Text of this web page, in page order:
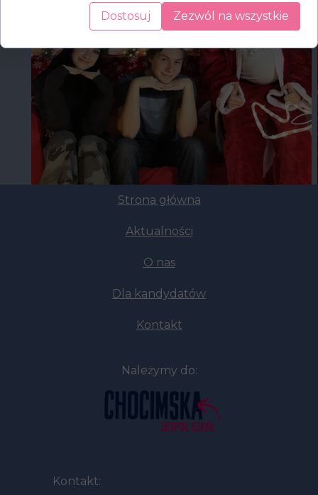
Strona główna
Aktualności
O nas
Dla kandydatów
Kontakt
Należymy do:
Kontakt:
Dostosuj Zezwól na wszystkie